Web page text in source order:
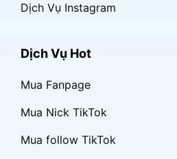
Dịch Vụ Instagram
Dịch Vụ Hot
Mua Fanpage
Mua Nick TikTok
Mua follow TikTok